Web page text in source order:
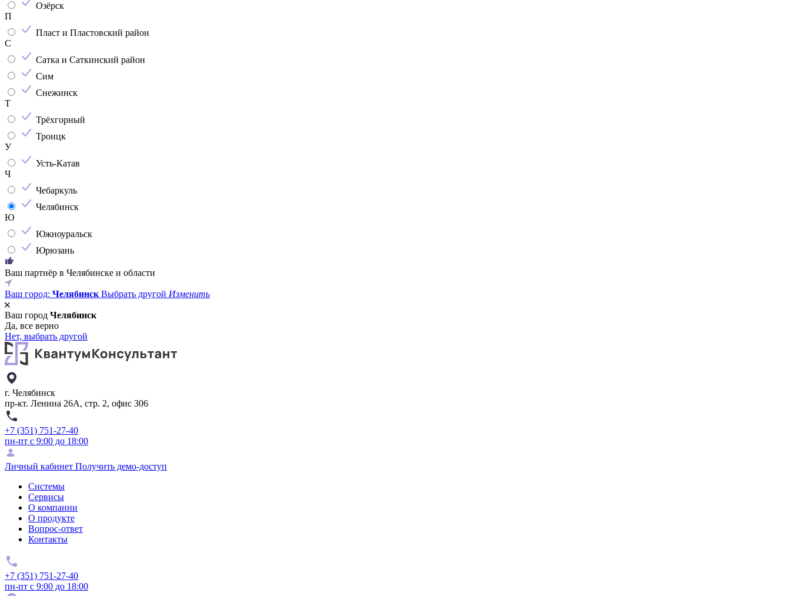
Озёрск
П
Пласт и Пластовский район
С
Сатка и Саткинский район
Сим
Снежинск
Т
Трёхгорный
Троицк
У
Усть-Катав
Ч
Чебаркуль
Челябинск
Ю
Южноуральск
Юрюзань
Ваш партнёр в Челябинске и области
Ваш город: Челябинск Выбрать другой Изменить
Ваш город Челябинск
Да, все верно
Нет, выбрать другой
г. Челябинск
пр-кт. Ленина 26А, стр. 2, офис 306
+7 (351) 751-27-40
пн-пт с 9:00 до 18:00
Личный кабинет Получить демо-доступ
Системы
Сервисы
О компании
О продукте
Вопрос-ответ
Контакты
+7 (351) 751-27-40
пн-пт с 9:00 до 18:00